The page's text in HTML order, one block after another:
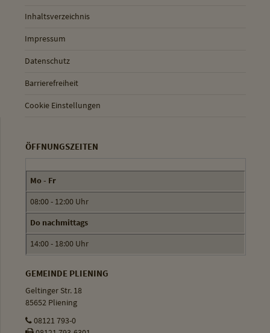
Inhaltsverzeichnis
Impressum
Datenschutz
Barrierefreiheit
Cookie Einstellungen
ÖFFNUNGSZEITEN
Mo - Fr
08:00 - 12:00 Uhr
Do nachmittags
14:00 - 18:00 Uhr
GEMEINDE PLIENING
Geltinger Str. 18
85652 Pliening
08121 793-0